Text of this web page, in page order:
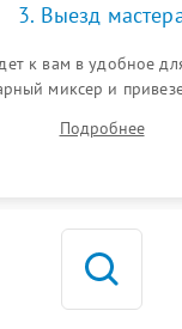
3. Выезд
к вам в удобное
миксер и
Подробнее